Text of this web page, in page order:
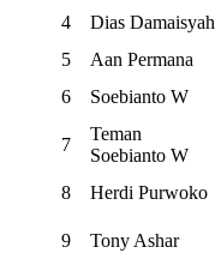
4
Dias Damaisyah
5
Aan Permana
6
Soebianto W
7
Teman
Soebianto W
8
Herdi Purwoko
9
Tony Ashar